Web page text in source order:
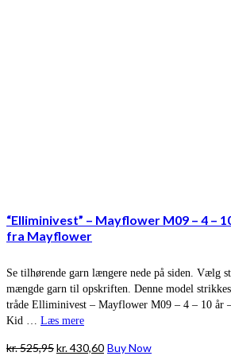
“Elliminivest” – Mayflower M09 – 4 –
fra Mayflower
Se tilhørende garn længere nede på siden. Vælg
mængde garn til opskriften. Denne model
tråde Elliminivest – Mayflower M09 – 4 – 10 år
Kid … Læs mere
kr.525,95Den
kr.430,60Den
Buy Now